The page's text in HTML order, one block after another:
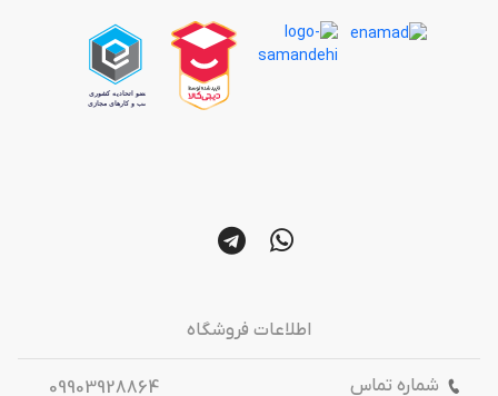
اطلاعات فروشگاه
شماره تماس
09903928864